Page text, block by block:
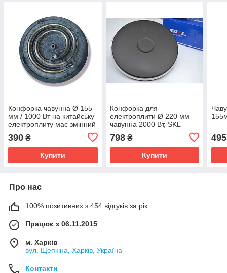
Конфорка чавунна Ø 155
мм / 1000 Вт на китайську
електроплиту має змінний
390 ₴
Купити
Конфорка для
електроплити Ø 220 мм
чавунна 2000 Вт, SKL
798₴
Купити
495
Про нас
100% позитивних з 454 відгуків за рік
Працює з 06.11.2015
м. Харків
вул. Щепкіна, Харків, Україна
Контакти